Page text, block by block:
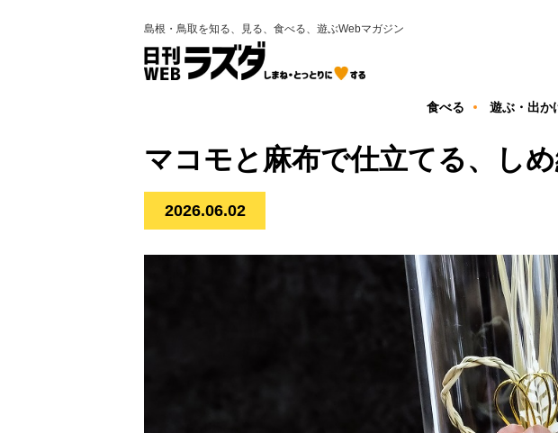
島根・鳥取を知る、見る、食べる、遊ぶWebマガジン
食べる 遊ぶ・出か
マコモと麻布で仕立てる、し
2026.06.02